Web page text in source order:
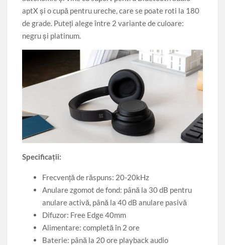
aptX şi o cupă pentru ureche, care se poate roti la 180
de grade. Puteţi alege între 2 variante de culoare:
negru şi platinum.
Specificații:
Frecvență de răspuns: 20-20kHz
Anulare zgomot de fond: până la 30 dB pentru
anulare activă, până la 40 dB anulare pasivă
Difuzor: Free Edge 40mm
Alimentare: completă în 2 ore
Baterie: până la 20 ore playback audio